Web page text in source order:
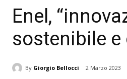
Enel,
sostenibile
By Giorgio Bellocci 2 Marzo 2023